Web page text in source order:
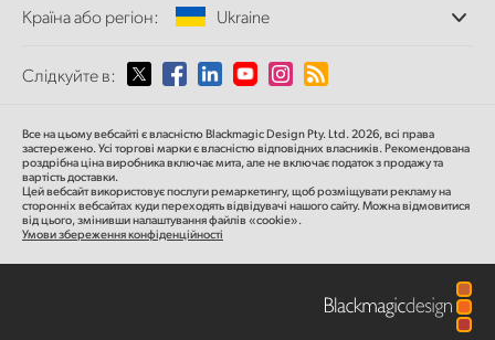
та відтворення
Перетворення форматів
Мовні конвертери
Мережеве сховище
MultiView
Маршрутизація та розподіл
Стрімінг та кодування
Про нас
Медіа
Країна або регіон: Ukraine
Виберіть вашу країну або регіон
Australia
Austria
Слідкуйте в:
Все на цьому вебсайті є власністю Blackmagic Design Pty. Ltd. 2026, всі права
застережено.Усі торгові марки є власністю відповідних власників.Рекомендована
роздрібна цінавиробника включає мита, але не включає податок з продажу та
вартість доставки.
Цей вебсайт використовує послуги ремаркетингу, щоб розміщувати рекламу на
сторонніх вебсайтах куди переходять відвідувачі нашого сайту. Можна відмовитися
від цього, змінивши налаштування файлів «cookie».
Умови збереження конфіденційності